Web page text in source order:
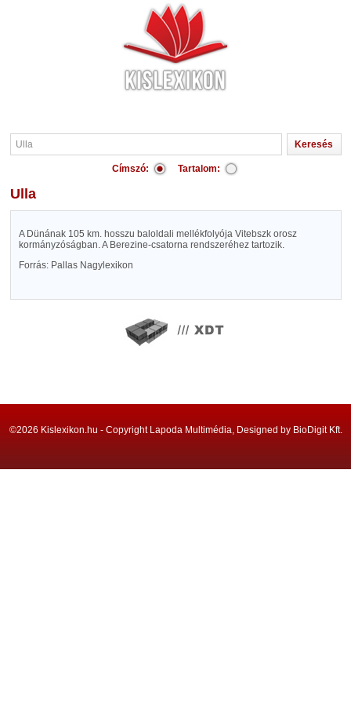
Címszó: Tartalom:
Ulla
A Dünának 105 km. hosszu baloldali mellékfolyója Vitebszk orosz
kormányzóságban. A Berezine-csatorna rendszeréhez tartozik.
Forrás: Pallas Nagylexikon
©2026 Kislexikon.hu - Copyright Lapoda Multimédia, Designed by BioDigit Kft.